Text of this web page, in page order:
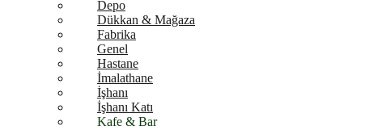
Depo
Dükkan & Mağaza
Fabrika
Genel
Hastane
İmalathane
İşhanı
İşhanı Katı
Kafe & Bar